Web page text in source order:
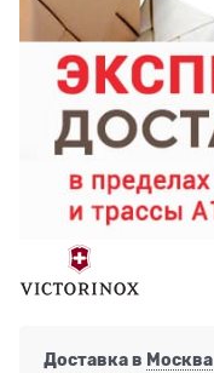
Доставка в Москва